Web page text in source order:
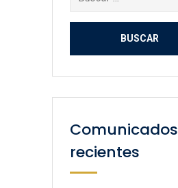
Comunicados
recientes